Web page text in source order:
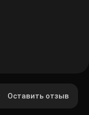
Оставить отзыв